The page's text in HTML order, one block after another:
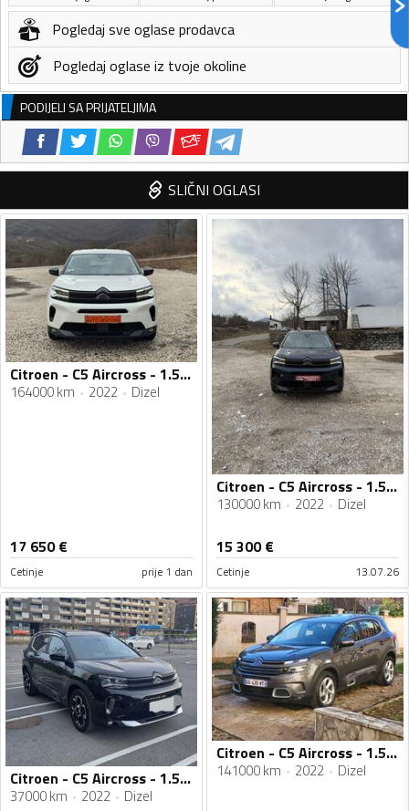
Pogledaj sve oglase prodavca
Pogledaj oglase iz tvoje okoline
PODIJELI SA PRIJATELJIMA
SLIČNI OGLASI
Citroen - C5 Aircross - 1.5 HDI
164000 km 2022 Dizel
17 650€
Cetinje prije 1 dan
Citroen - C5 Aircross - 1.5 HDI.09.2022
130000 km 2022 Dizel
15 300€
Cetinje 13.07.26
Citroen - C5 Aircross - 1.5 DCI
37000 km 2022 Dizel
Citroen - C5 Aircross - 1.5 hdi
141000 km 2022 Dizel